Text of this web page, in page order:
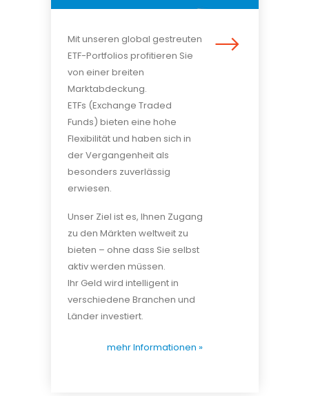
Mit unseren global gestreuten
ETF-Portfolios profitieren Sie
von einer breiten
Marktabdeckung.
ETFs (Exchange Traded
Funds) bieten eine hohe
Flexibilität und haben sich in
der Vergangenheit als
besonders zuverlässig
erwiesen.
Unser Ziel ist es, Ihnen Zugang
zu den Märkten weltweit zu
bieten – ohne dass Sie selbst
aktiv werden müssen.
Ihr Geld wird intelligent in
verschiedene Branchen und
Länder investiert.
mehr Informationen »